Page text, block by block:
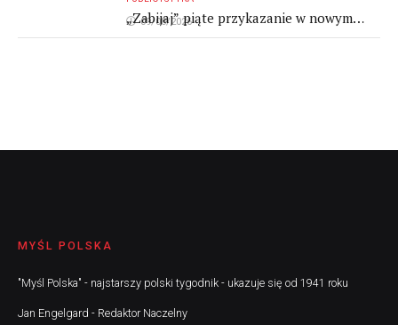
„Zabijaj” piąte przykazanie w nowym
brzmieniu, w "katolickim" przekazie
09/08/2026
MYŚL POLSKA
"Myśl Polska" - najstarszy polski tygodnik - ukazuje się od 1941 roku
Jan Engelgard - Redaktor Naczelny